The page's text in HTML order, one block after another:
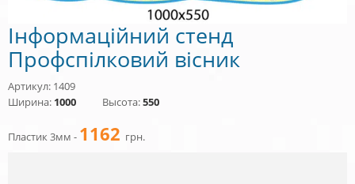
Інформаційний стенд
Профспілковий вісник
Артикул: 1409
Ширина: 1000 Высота:550
Пластик 3мм - 1162 грн.